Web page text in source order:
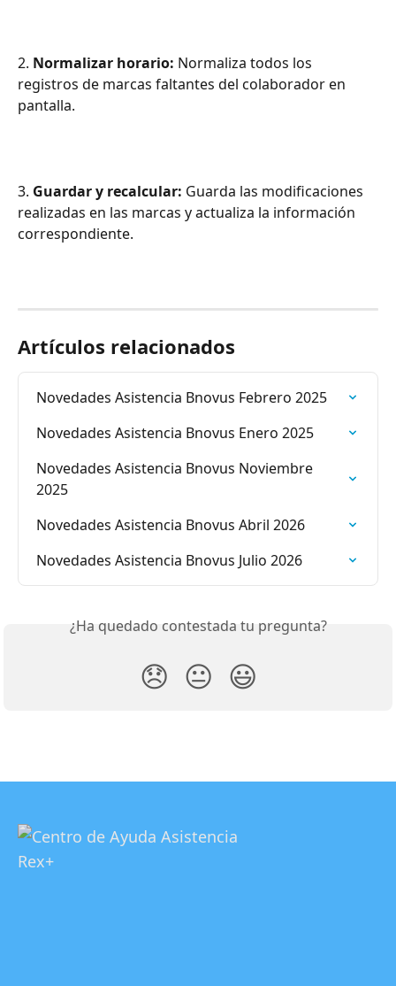
2. Normalizar horario: Normaliza todos los
registros de marcas faltantes del colaborador en
pantalla.
3. Guardar y recalcular: Guarda las modificaciones
realizadas en las marcas y actualiza la información
correspondiente.
Artículos relacionados
Novedades Asistencia Bnovus Febrero 2025
Novedades Asistencia Bnovus Enero 2025
Novedades Asistencia Bnovus Noviembre
2025
Novedades Asistencia Bnovus Abril 2026
Novedades Asistencia Bnovus Julio 2026
¿Ha quedado contestada tu pregunta?
😞 😐 😃